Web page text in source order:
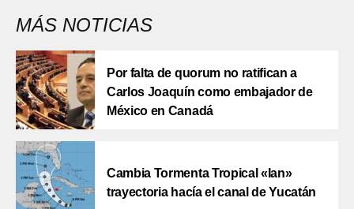
MÁS NOTICIAS
Por falta de quorum no ratifican a
Carlos Joaquín como embajador de
México en Canadá
Cambia Tormenta Tropical «Ian»
trayectoria hacía el canal de Yucatán